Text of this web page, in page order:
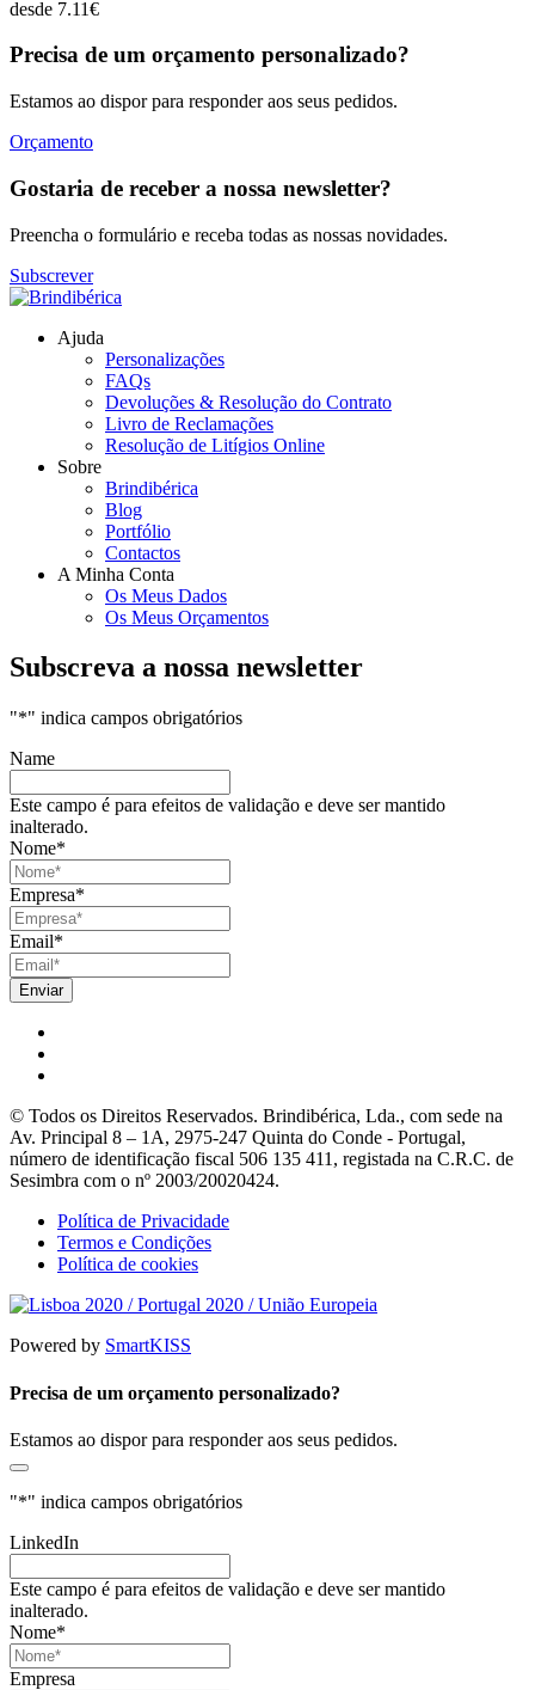
desde 7.11€
Precisa de um orçamento personalizado?
Estamos ao dispor para responder aos seus pedidos.
Orçamento
Gostaria de receber a nossa newsletter?
Preencha o formulário e receba todas as nossas novidades.
Subscrever
Ajuda
Personalizações
FAQs
Devoluções & Resolução do Contrato
Livro de Reclamações
Resolução de Litígios Online
Sobre
Brindibérica
Blog
Portfólio
Contactos
A Minha Conta
Os Meus Dados
Os Meus Orçamentos
Subscreva a nossa newsletter
"*" indica campos obrigatórios
Name
Este campo é para efeitos de validação e deve ser mantido
inalterado.
Nome*
Empresa*
Email*
© Todos os Direitos Reservados. Brindibérica, Lda., com sede na
Av. Principal 8 – 1A, 2975-247 Quinta do Conde - Portugal,
número de identificação fiscal 506 135 411, registada na C.R.C. de
Sesimbra com o nº 2003/20020424.
Política de Privacidade
Termos e Condições
Política de cookies
Powered by SmartKISS
Precisa de um orçamento personalizado?
Estamos ao dispor para responder aos seus pedidos.
"*" indica campos obrigatórios
LinkedIn
Este campo é para efeitos de validação e deve ser mantido
inalterado.
Nome*
Empresa